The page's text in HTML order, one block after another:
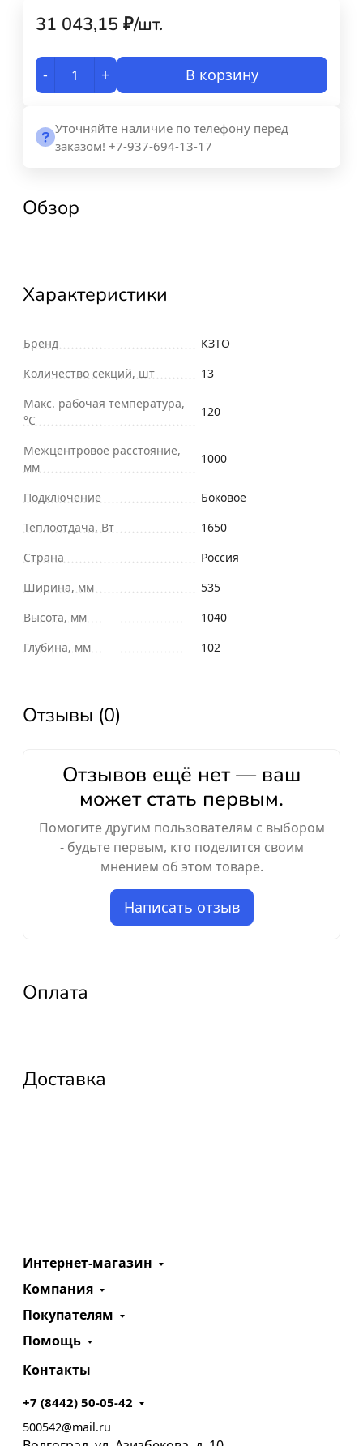
31 043,15 ₽/шт.
- + В корзину
Уточняйте наличие по телефону перед
заказом! +7-937-694-13-17
Обзор
Характеристики
Бренд
КЗТО
Количество секций, шт
13
Макс. рабочая температура,
°С
120
Межцентровое расстояние,
мм
1000
Подключение
Боковое
Теплоотдача, Вт
1650
Страна
Россия
Ширина, мм
535
Высота, мм
1040
Глубина, мм
102
Отзывы (0)
Отзывов ещё нет — ваш
может стать первым.
Помогите другим пользователям с выбором
- будьте первым, кто поделится своим
мнением об этом товаре.
Написать отзыв
Оплата
Доставка
Интернет-магазин
Компания
Покупателям
Помощь
Контакты
+7 (8442) 50-05-42
500542@mail.ru